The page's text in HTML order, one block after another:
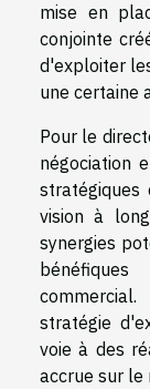
mise en
conjointe
d'exploiter
une certaine
Pour le
négociation
stratégiques
vision à
synergies
stratégie
voie à des
accrue sur le